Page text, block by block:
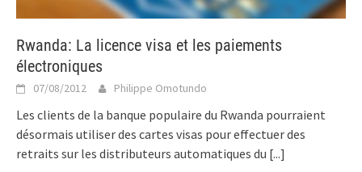
Rwanda: La licence visa et les paiements
électroniques
07/08/2012 Philippe Omotundo
Les clients de la banque populaire du Rwanda pourraient
désormais utiliser des cartes visas pour effectuer des
retraits sur les distributeurs automatiques du [...]